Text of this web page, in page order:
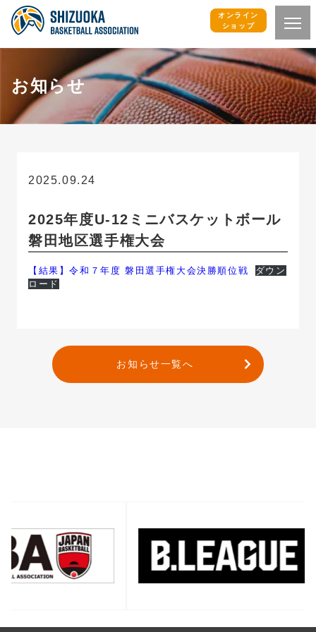
オンライン
ショップ
お知らせ
2025.09.24
2025年度U-12ミニバスケットボール
磐田地区選手権大会
【結果】令和７年度 磐田選手権大会決勝順位戦
ダウン
ロード
お知らせ一覧へ